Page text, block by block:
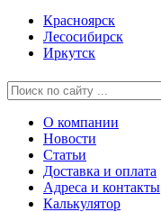
Красноярск
Лесосибирск
Иркутск
О компании
Новости
Статьи
Доставка и оплата
Адреса и контакты
Калькулятор